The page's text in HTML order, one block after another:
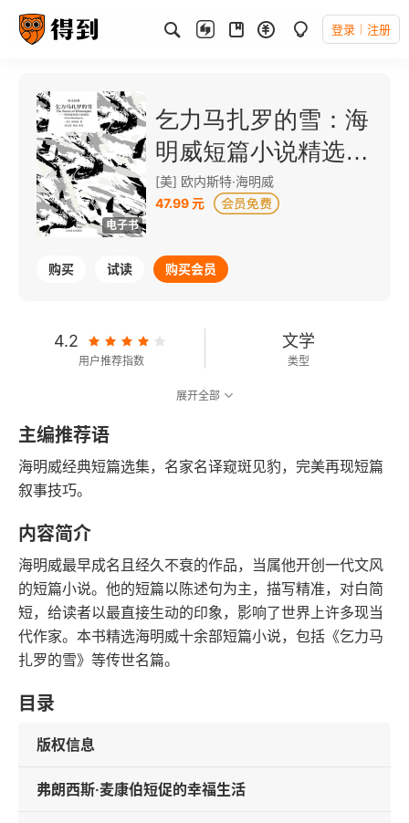
登录 注册
电子书
乞力马扎罗的雪：海
明威短篇小说精选
（译文经典）
[美] 欧内斯特·海明威
47.99 元
购买 试读 购买会员
4.2
用户推荐指数
文学
类型
100千字
字数
2020-07-01
发行日期
展开全部
主编推荐语
海明威经典短篇选集，名家名译窥斑见豹，完美再现短篇
叙事技巧。
内容简介
海明威最早成名且经久不衰的作品，当属他开创一代文风
的短篇小说。他的短篇以陈述句为主，描写精准，对白简
短，给读者以最直接生动的印象，影响了世界上许多现当
代作家。本书精选海明威十余部短篇小说，包括《乞力马
扎罗的雪》等传世名篇。
目录
版权信息
弗朗西斯·麦康伯短促的幸福生活